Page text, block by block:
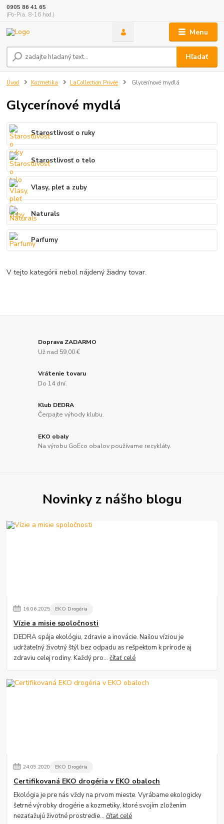
Menu
Hľadať
0905 86 41 65
(Po-Pia, 8-16 hod.)
Úvod Kozmetika LaCollection Privée Glycerínové mydlá
Glycerínové mydlá
Starostlivosť o ruky
Starostlivosť o telo
Vlasy, pleť a zuby
Naturals
Parfumy
V tejto kategórii nebol nájdený žiadny tovar.
Doprava ZADARMO
Už nad 59,00 €
Vrátenie tovaru
Do 14 dní.
Klub DEDRA
Čerpajte výhody klubu.
EKO obaly
Na výrobu GoEco obalov používame recykláty.
Novinky z nášho blogu
16.06.2025 EKO Drogéria
Vízie a misie spoločnosti
DEDRA spája ekológiu, zdravie a inovácie. Našou víziou je
udržateľný životný štýl bez odpadu as rešpektom k prírode aj
zdraviu celej rodiny. Každý pro...čítať celé
24.09.2020 EKO Drogéria
Certifikovaná EKO drogéria v EKO obaloch
Ekológia je pre nás vždy na prvom mieste. Vyrábame ekologicky
šetrné výrobky drogérie a kozmetiky, ktoré svojím zložením
nezaťažujú životné prostredie...čítať celé